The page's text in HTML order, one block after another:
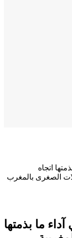
اتجاه
الصغرى بالمغرب
ما بذمتها